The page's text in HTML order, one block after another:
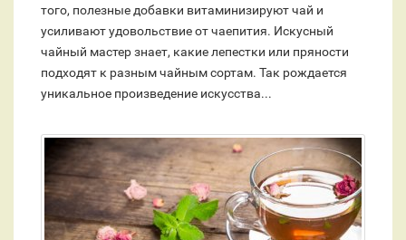
того, полезные добавки витаминизируют чай и
усиливают удовольствие от чаепития. Искусный
чайный мастер знает, какие лепестки или пряности
подходят к разным чайным сортам. Так рождается
уникальное произведение искусства...